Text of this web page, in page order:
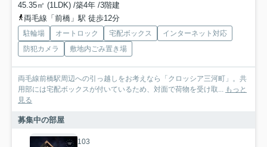
45.35㎡ (1LDK) /築4年 /3階建
両毛線「前橋」駅 徒歩12分
駐輪場 オートロック 宅配ボックス
インターネット対応
防犯カメラ
敷地内ごみ置き場
両毛線前橋駅周辺への引っ越しをお考えなら「クロッシア三河町」。共
用部には宅配ボックスが付いているため、対面で荷物を受け取... もっと
見る
募集中の部屋
103